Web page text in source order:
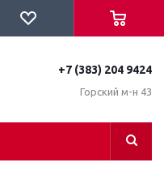
+7 (383) 204 9424
Горский м-н 43